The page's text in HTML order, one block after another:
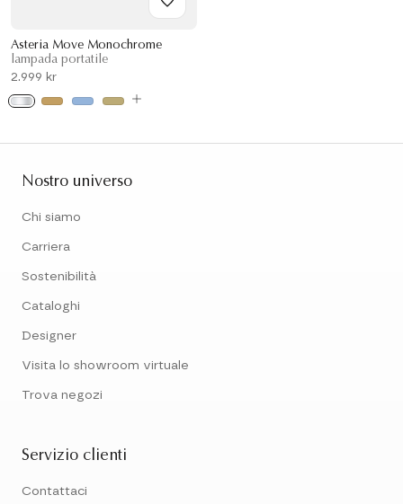
Asteria Move Monochrome
lampada portatile
2.999 kr
Nostro universo
Chi siamo
Carriera
Sostenibilità
Cataloghi
Designer
Visita lo showroom virtuale
Trova negozi
Servizio clienti
Contattaci